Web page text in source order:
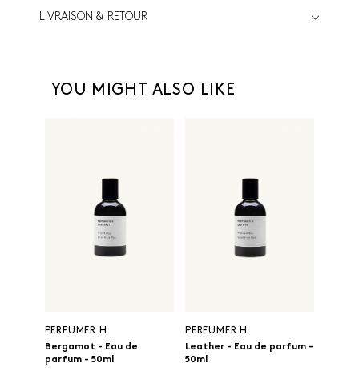
LIVRAISON & RETOUR
YOU MIGHT ALSO LIKE
PERFUMER H
Bergamot - Eau de
parfum - 50ml
PERFUMER H
Leather - Eau de parfum -
50ml